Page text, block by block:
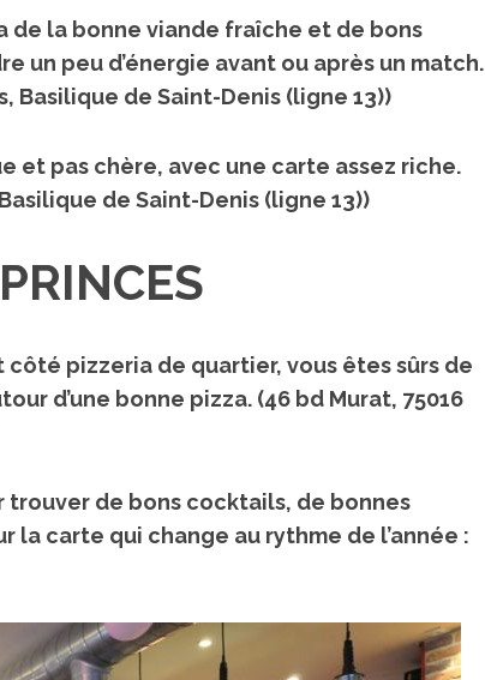
de la bonne viande fraîche et de bons
un peu d’énergie avant ou après un match.
Basilique de Saint-Denis (ligne 13))
et pas chère, avec une carte assez riche.
de Saint-Denis (ligne 13))
côté pizzeria de quartier, vous êtes sûrs de
d’une bonne pizza. (46 bd Murat, 75016
trouver de bons cocktails, de bonnes
carte qui change au rythme de l’année :